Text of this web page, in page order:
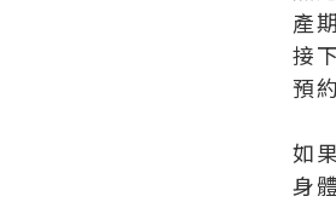
產
接
預
如
身